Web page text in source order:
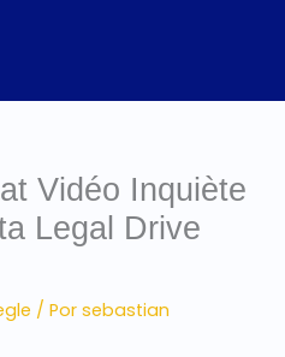
Vidéo Inquiète
Legal Drive
/ Por sebastian